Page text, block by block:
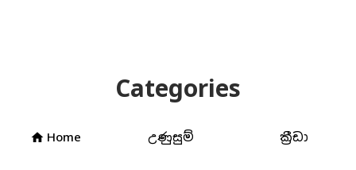
Categories
home Home උණුසුම් ක්‍රීඩා